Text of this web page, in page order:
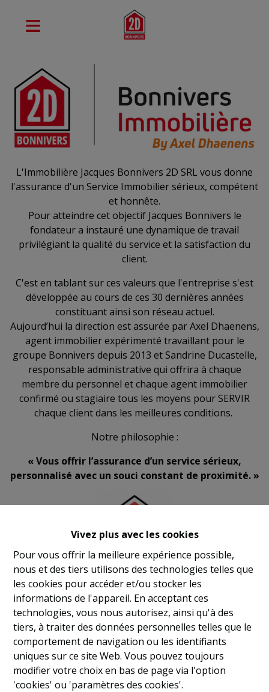
Vivez plus avec les cookies
Pour vous offrir la meilleure expérience possible,
nous et des tiers utilisons des technologies telles que
les cookies pour accéder et/ou stocker les
informations de l'appareil. En acceptant ces
technologies, vous nous autorisez, ainsi qu'à des
tiers, à traiter des données personnelles telles que le
comportement de navigation ou les identifiants
uniques sur ce site Web. Vous pouvez toujours
modifier votre choix en bas de page via l'option
'cookies' ou 'paramètres des cookies'.
L'Immobilière Jacques Bonnivers 2D SRL vous donne
l'assurance d'un Service Immobilier sérieux, compétent
et honnête.
Pour atteindre cet objectif Jacques Bonnivers le
fondateur a instauré une dynamique de travail
privilégiant la qualité du service et la satisfaction du
client.
C'est en tablant sur ces valeurs que l'entreprise s'est
développée au cours de ces 30 dernières années
constituant ainsi son réseau actuel.
Aujourd’hui la direction est assurée par Axel Dhaenens,
agent immobilier expérimenté travaillant pour le
groupe Bonnivers depuis 2013 et Sandrine Ducastelle,
responsable administrative qui offrira à chaque
membre du personnel et chaque agent immobilier
confirmé ou stagiaire tous les moyens pour SERVIR
chaque client dans les meilleures conditions.
Notre philosophie :
« Vous offrir l’assurance d’un service sérieux,
personnalisé avec un souci constant de proximité. »